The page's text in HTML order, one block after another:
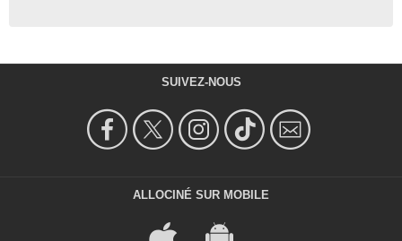
SUIVEZ-NOUS
ALLOCINÉ SUR MOBILE